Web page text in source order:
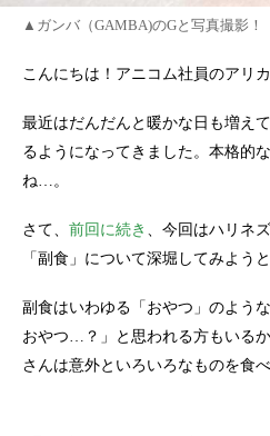
▲ガンバ（GAMBA)のGと写真撮影！
こんにちは！アニコム社員のアリカ
最近はだんだんと暖かな日も増え
るようになってきました。本格的
ね…。
さて、 前回に続き
、今回はハリネ
「副食」について深堀してみよう
副食はいわゆる「おやつ」のよう
おやつ…？」と思われる方もいる
さんは意外といろいろなものを食